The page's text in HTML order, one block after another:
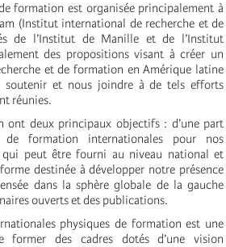
formation est organisée principalement à
(Institut international de recherche et de
de l’Institut de Manille et de l’Institut
des propositions visant à créer un
et de formation en Amérique latine
soutenir et nous joindre à de tels efforts
réunies.
ont deux principaux objectifs : d’une part
de formation internationales pour nos
qui peut être fourni au niveau national et
destinée à développer notre présence
dans la sphère globale de la gauche
ouverts et des publications.
physiques de formation est une
former des cadres dotés d’une vision